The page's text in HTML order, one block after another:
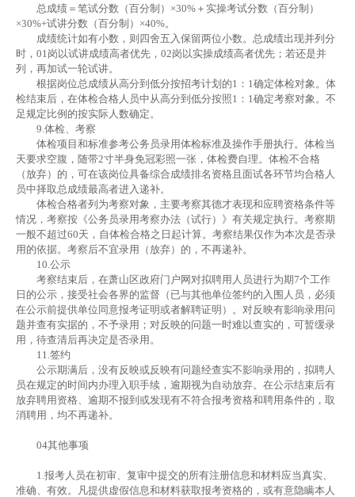
总成绩＝笔试分数（百分制）×30%＋实操考试分数（百分制）
×30%+试讲分数（百分制）×40%。
成绩统计如有小数，则四舍五入保留两位小数。总成绩出现并列分
时，01岗以试讲成绩高者优先，02岗以实操成绩高者优先；若还是并
列，再加试一轮试讲。
根据岗位总成绩从高分到低分按招考计划的1：1确定体检对象。体
检结束后，在体检合格人员中从高分到低分按照1：1确定考察对象。不
足规定比例的按实际人数确定。
9.体检、考察
体检项目和标准参考公务员录用体检标准及操作手册执行。体检当
天要求空腹，随带2寸半身免冠彩照一张，体检费自理。体检不合格
（放弃）的，可在该岗位具备综合成绩排名资格且面试各环节均合格人
员中择取总成绩最高者进入递补。
体检合格者列为考察对象，主要考察其德才表现和应聘资格条件等
情况，考察按《公务员录用考察办法（试行）》有关规定执行。考察期
一般不超过60天，自体检合格之日起计算。考察结果仅作为本次是否录
用的依据。考察后不宜录用（放弃）的，不再递补。
10.公示
考察结束后，在萧山区政府门户网对拟聘用人员进行为期7个工作
日的公示，接受社会各界的监督（已与其他单位签约的入围人员，必须
在公示前提供单位同意报考证明或者解聘证明）。对反映有影响录用问
题并查有实据的，不予录用；对反映的问题一时难以查实的，可暂缓录
用，待查清后再决定是否录用。
11.签约
公示期满后，没有反映或反映有问题经查实不影响录用的，拟聘人
员在规定的时间内办理入职手续，逾期视为自动放弃。在公示结束后有
放弃聘用资格、逾期不报到或发现有不符合报考资格和聘用条件的，取
消聘用，均不再递补。
04其他事项
1.报考人员在初审、复审中提交的所有注册信息和材料应当真实、
准确、有效。凡提供虚假信息和材料获取报考资格的，或有意隐瞒本人